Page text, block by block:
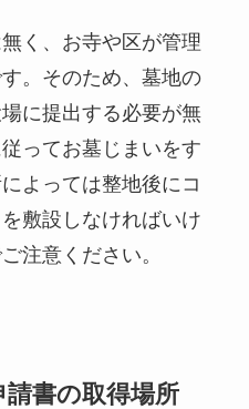
く、お寺や区が管理
。そのため、墓地の
に提出する必要が無
ってお墓じまいをす
よっては整地後にコ
敷設しなければいけ
注意ください。
書の取得場所